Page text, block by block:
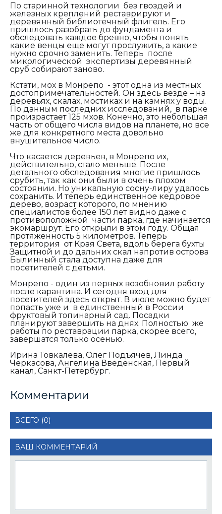
По старинной технологии без гвоздей и
железных креплений реставрируют и
деревянный библиотечный флигель. Его
пришлось разобрать до фундамента и
обследовать каждое бревно, чтобы понять
какие венцы еще могут прослужить, а какие
нужно срочно заменить. Теперь после
микологической экспертизы деревянный
сруб собирают заново.
Кстати, мох в Монрепо - этот одна из местных
достопримечательностей. Он здесь везде – на
деревьях, скалах, мостиках и на камнях у воды.
По данным последних исследований, в парке
произрастает 125 мхов. Конечно, это небольшая
часть от общего числа видов на планете, но все
же для конкретного места довольно
внушительное число.
Что касается деревьев, в Монрепо их,
действительно, стало меньше. После
детального обследования многие пришлось
срубить, так как они были в очень плохом
состоянии. Но уникальную сосну-лиру удалось
сохранить. И теперь единственное кедровое
дерево, возраст которого, по мнению
специалистов более 150 лет видно даже с
противоположной части парка, где начинается
экомаршрут. Его открыли в этом году. Общая
протяженность 5 километров. Теперь
территория от Края Света, вдоль берега бухты
Защитной и до дальних скал напротив острова
Былинный стала доступна даже для
посетителей с детьми.
Монрепо - один из первых возобновил работу
после карантина. И сегодня вход для
посетителей здесь открыт. В июле можно будет
попасть уже и в единственный в России
фруктовый топинарный сад. Посадки
планируют завершить на днях. Полностью же
работы по реставрации парка, скорее всего,
завершатся только осенью.
Ирина Товкалева, Олег Подъячев, Линда
Черкасова, Ангелина Введенская, Первый
канал, Санкт-Петербург.
Комментарии
ВСЕГО (0)
ВАШ КОММЕНТАРИЙ